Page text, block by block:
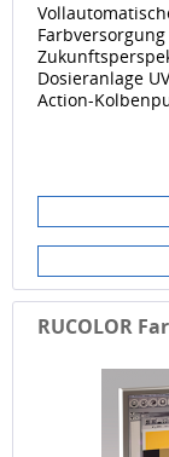
Dosieranlage
Action-
RUCOLOR